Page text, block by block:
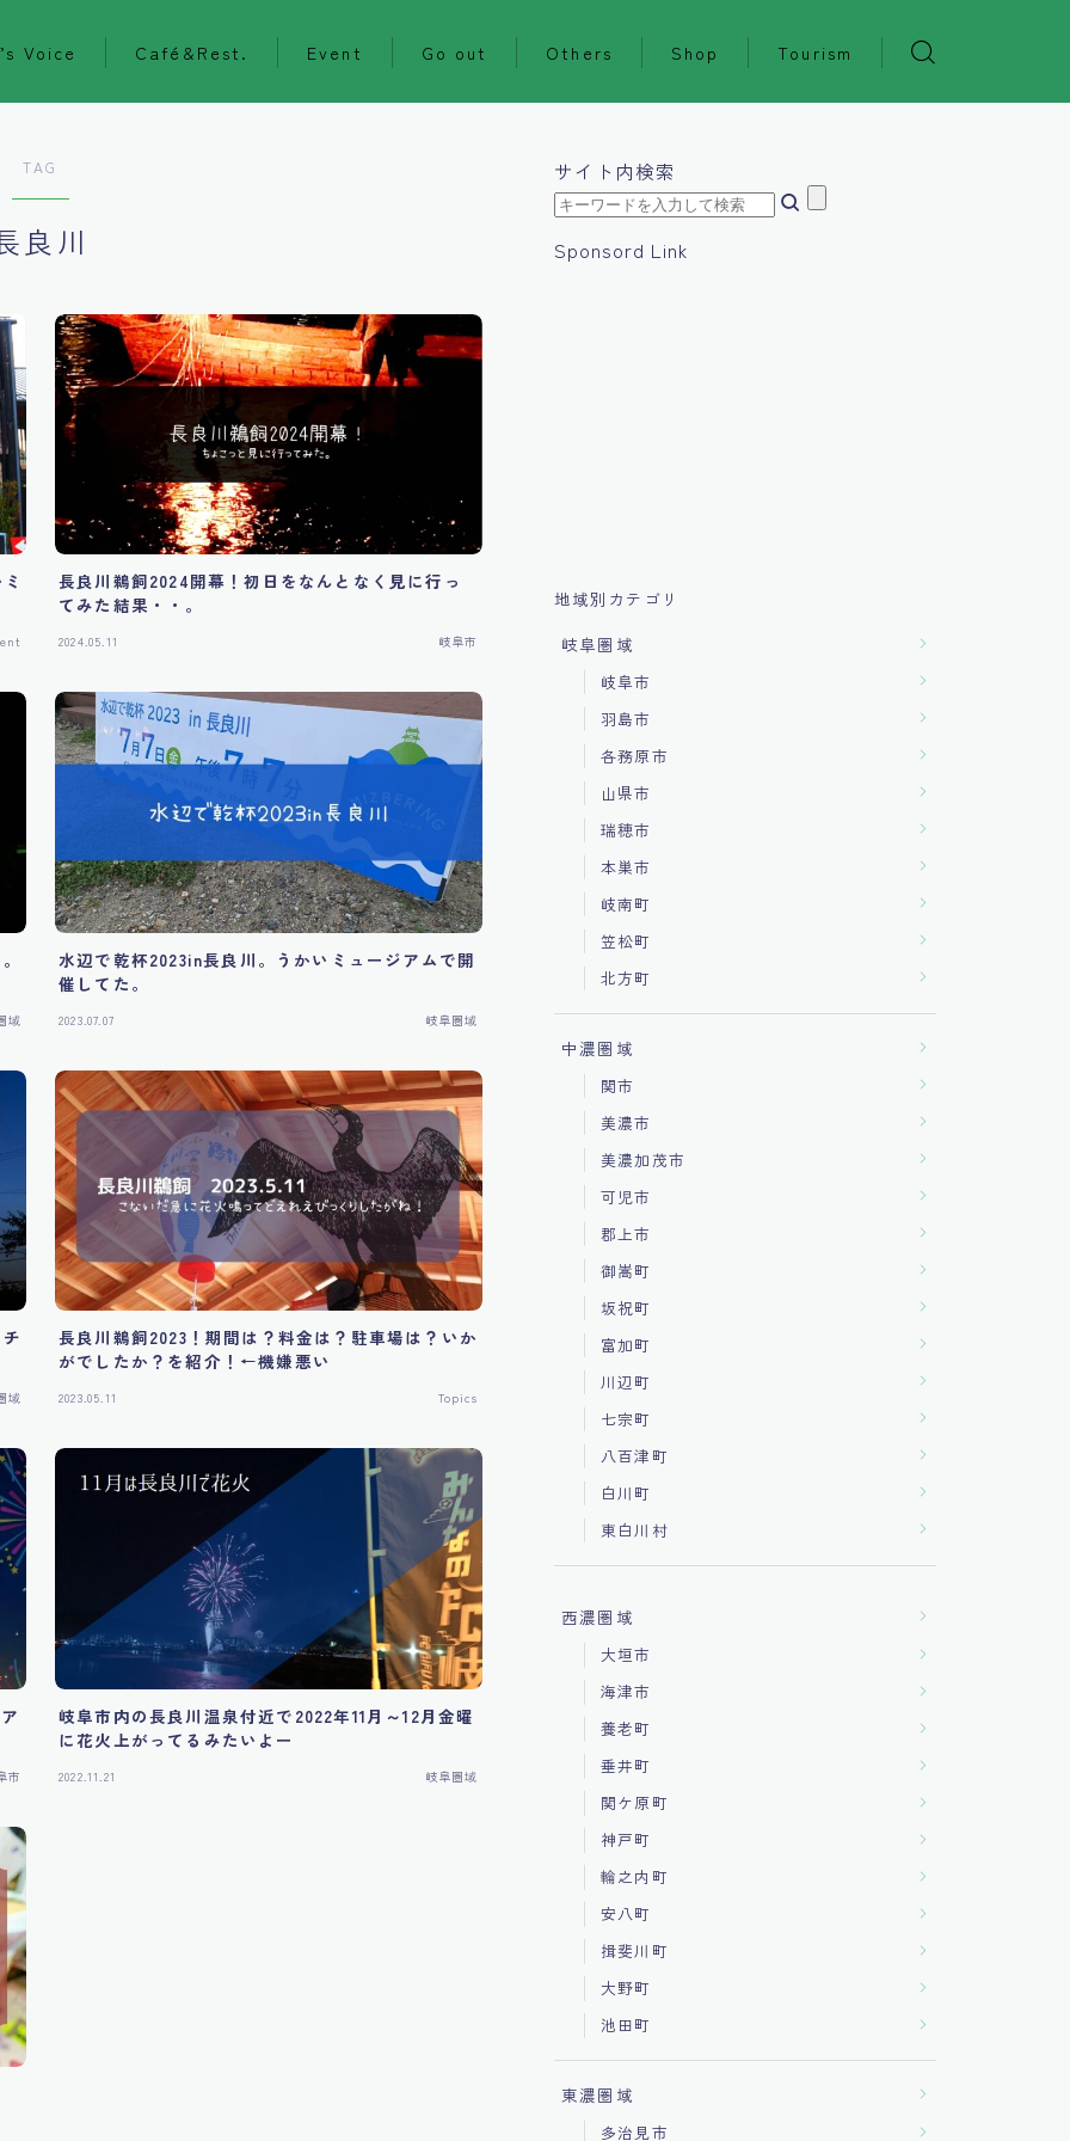
Voice Café&Rest. Event Go out Others Shop Tourism
TAG
良川
長良川鵜飼2024開幕！初日をなんとなく見に行っ
てみた結果・・。
2024.05.11 岐阜市
域
水辺で乾杯2023in長良川。うかいミュージアムで開
催してた。
2023.07.07 岐阜圏域
域
長良川鵜飼2023！期間は？料金は？駐車場は？いか
がでしたか？を紹介！←機嫌悪い
2023.05.11 Topics
市
岐阜市内の長良川温泉付近で2022年11月～12月金曜
に花火上がってるみたいよー
2022.11.21 岐阜圏域
サイト内検索
Sponsord Link
地域別カテゴリ
岐阜圏域
岐阜市
羽島市
各務原市
山県市
瑞穂市
本巣市
岐南町
笠松町
北方町
中濃圏域
関市
美濃市
美濃加茂市
可児市
郡上市
御嵩町
坂祝町
富加町
川辺町
七宗町
八百津町
白川町
東白川村
西濃圏域
大垣市
海津市
養老町
垂井町
関ケ原町
神戸町
輪之内町
安八町
揖斐川町
大野町
池田町
東濃圏域
多治見市